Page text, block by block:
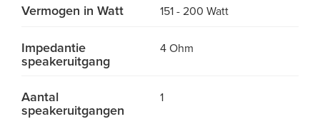
Vermogen in Watt 151 - 200 Watt
Impedantie
speakeruitgang
4 Ohm
Aantal
speakeruitgangen
1